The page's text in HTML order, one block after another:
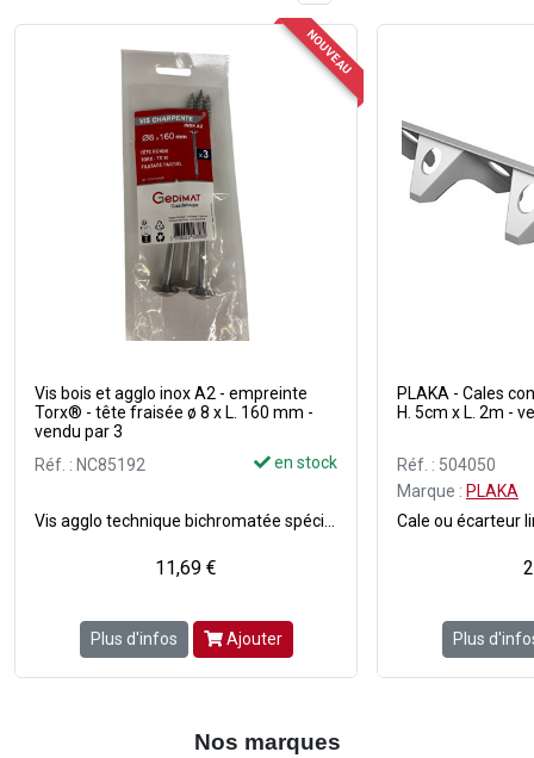
NOUVEAU
Vis bois et agglo inox A2 - empreinte
Torx® - tête fraisée ø 8 x L. 160 mm -
vendu par 3
Réf. : NC85192
en stock
Vis agglo technique bichromatée spéciale bois - Double cône renforçant la solidité de la tête - Crans sous tête auto-fraisant - Moletage pour réduire l'effort de vissage - Filetage découpé pour une meilleure amorce - Empreinte : Torx® - Type de tête : Fraisée - Finition : Inox A2 - Embout de vissage offert dans la boîte - Conditionné en boîte carton bec verseur.
11,69 €
Plus d'infos Ajouter
PLAKA - Cales
H. 5cm x L. 2m -
Réf. : 504050
Marque : PLAKA
Plus
Nos marques